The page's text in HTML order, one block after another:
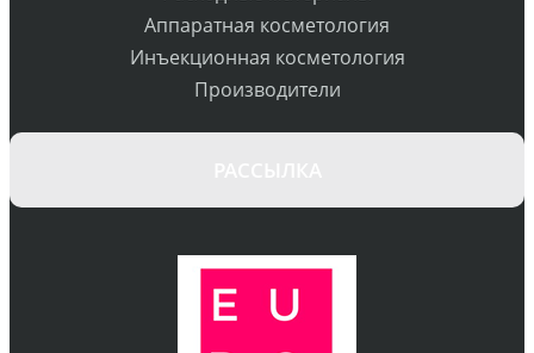
Аппаратная косметология
Инъекционная косметология
Производители